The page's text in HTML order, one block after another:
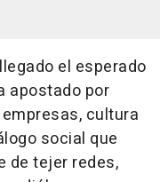
el esperado
apostado por
cultura
social que
de tejer redes,